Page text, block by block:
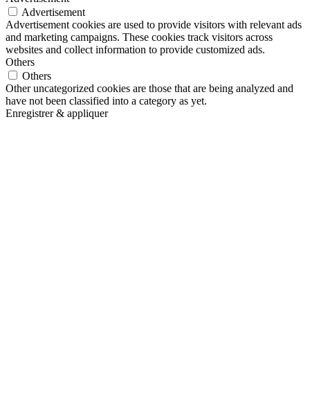
Advertisement
Advertisement cookies are used to provide visitors with relevant ads
and marketing campaigns. These cookies track visitors across
websites and collect information to provide customized ads.
Others
Others
Other uncategorized cookies are those that are being analyzed and
have not been classified into a category as yet.
Enregistrer & appliquer